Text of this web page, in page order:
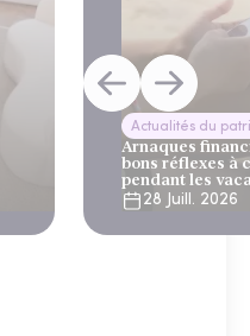
Actualités du
Arnaques
bons réflexes à
pendant les
28 Juill. 2026